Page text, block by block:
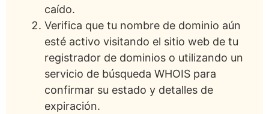
caído.
Verifica que tu nombre de dominio aún
esté activo visitando el sitio web de tu
registrador de dominios o utilizando un
servicio de búsqueda WHOIS para
confirmar su estado y detalles de
expiración.